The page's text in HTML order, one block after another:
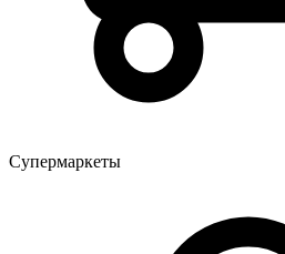
Супермаркеты